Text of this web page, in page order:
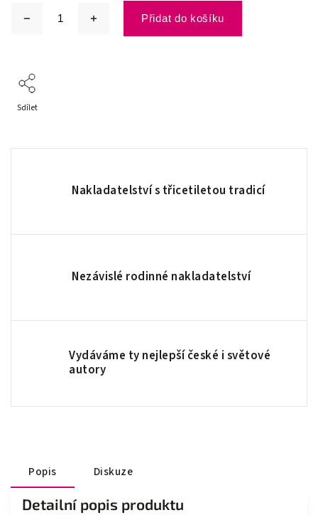
Přidat do košíku
Sdílet
Nakladatelství s třicetiletou tradicí
Nezávislé rodinné nakladatelství
Vydáváme ty nejlepší české i světové
autory
Popis Diskuze
Detailní popis produktu